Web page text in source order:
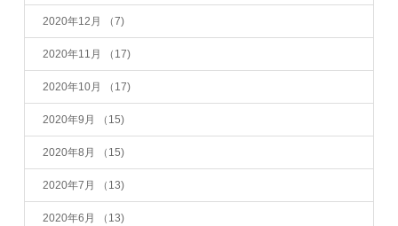
2020年12月 （7)
2020年11月 （17)
2020年10月 （17)
2020年9月 （15)
2020年8月 （15)
2020年7月 （13)
2020年6月 （13)